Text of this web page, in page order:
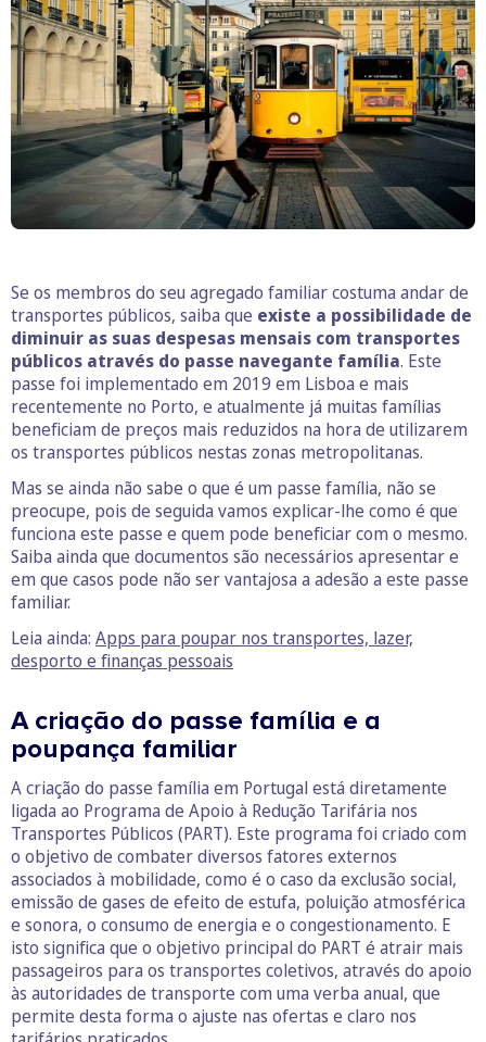
Se os membros do seu agregado familiar costuma andar de
transportes públicos, saiba que existe a possibilidade de
diminuir as suas despesas mensais com transportes
públicos através do passe navegante família. Este
passe foi implementado em 2019 em Lisboa e mais
recentemente no Porto, e atualmente já muitas famílias
beneficiam de preços mais reduzidos na hora de utilizarem
os transportes públicos nestas zonas metropolitanas.
Mas se ainda não sabe o que é um passe família, não se
preocupe, pois de seguida vamos explicar-lhe como é que
funciona este passe e quem pode beneficiar com o mesmo.
Saiba ainda que documentos são necessários apresentar e
em que casos pode não ser vantajosa a adesão a este passe
familiar.
Leia ainda: Apps para poupar nos transportes, lazer,
desporto e finanças pessoais
A criação do passe família e a
poupança familiar
A criação do passe família em Portugal está diretamente
ligada ao Programa de Apoio à Redução Tarifária nos
Transportes Públicos (PART). Este programa foi criado com
o objetivo de combater diversos fatores externos
associados à mobilidade, como é o caso da exclusão social,
emissão de gases de efeito de estufa, poluição atmosférica
e sonora, o consumo de energia e o congestionamento. E
isto significa que o objetivo principal do PART é atrair mais
passageiros para os transportes coletivos, através do apoio
às autoridades de transporte com uma verba anual, que
permite desta forma o ajuste nas ofertas e claro nos